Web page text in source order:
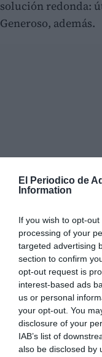
El Periodico de
Information
If you wish to opt-
processing of your
targeted advertising
section to confirm
opt-out request is
interest-based ads
us or personal
your opt-out. You
disclosure of your
IAB’s list of
also be disclosed by
solución redonda:
Generoso, además.